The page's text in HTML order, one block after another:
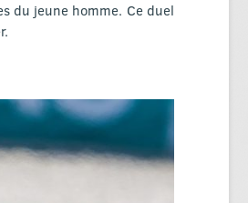
du jeune homme. Ce duel